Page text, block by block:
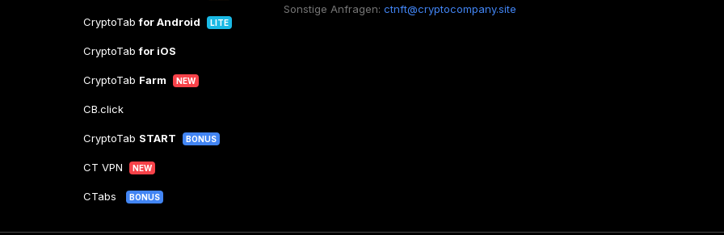
CryptoTabfor Android LITE
CryptoTabfor iOS
CryptoTab Farm NEW
CB.click
CryptoTab START BONUS
CT VPN NEW
CTabs BONUS
Sonstige Anfragen: ctnft@cryptocompany.site